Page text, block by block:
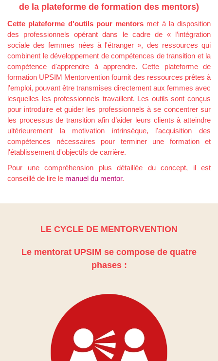
de la plateforme de formation des mentors)
Cette plateforme d'outils pour mentors met à la disposition
des professionnels opérant dans le cadre de « l’intégration
sociale des femmes nées à l'étranger », des ressources qui
combinent le développement de compétences de transition et la
compétence d'apprendre à apprendre. Cette plateforme de
formation UPSIM Mentorvention fournit des ressources prêtes à
l'emploi, pouvant être transmises directement aux femmes avec
lesquelles les professionnels travaillent. Les outils sont conçus
pour introduire et guider les professionnels à se concentrer sur
les processus de transition afin d’aider leurs clients à atteindre
ultérieurement la motivation intrinsèque, l'acquisition des
compétences nécessaires pour terminer une formation et
l'établissement d'objectifs de carrière.
Pour une compréhension plus détaillée du concept, il est
conseillé de lire le manuel du mentor.
LE CYCLE DE MENTORVENTION
Le mentorat UPSIM se compose de quatre
phases :